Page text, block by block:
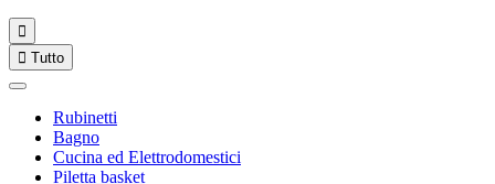

 Tutto
Rubinetti
Bagno
Cucina ed Elettrodomestici
Piletta basket